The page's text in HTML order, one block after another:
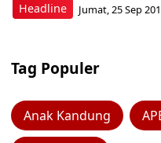
Headline Jumat, 25 Sep
Tag Populer
Anak Kandung